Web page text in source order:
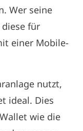
Wer seine
für
einer Mobile-
nutzt,
ideal. Dies
wie die